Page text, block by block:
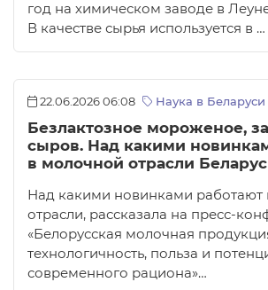
год на химическом заводе в
В качестве сырья используется в …
22.06.2026 06:08 Наука в Беларуси
Безлактозное мороженое,
сыров. Над какими
в молочной отрасли
Над какими новинками работают
отрасли, рассказала на пресс-
«Белорусская молочная
технологичность, польза и
современного рациона»…